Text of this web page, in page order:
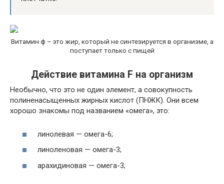
Витамин ф – это жир, который не синтезируется в организме, а
поступает только с пищей
Действие витамина F на организм
Необычно, что это не один элемент, а совокупность
полиненасыщенных жирных кислот (ПНЖК). Они всем
хорошо знакомы под названием «омега», это:
линолевая — омега-6;
линоленовая — омега-3;
арахидиновая — омега-3;